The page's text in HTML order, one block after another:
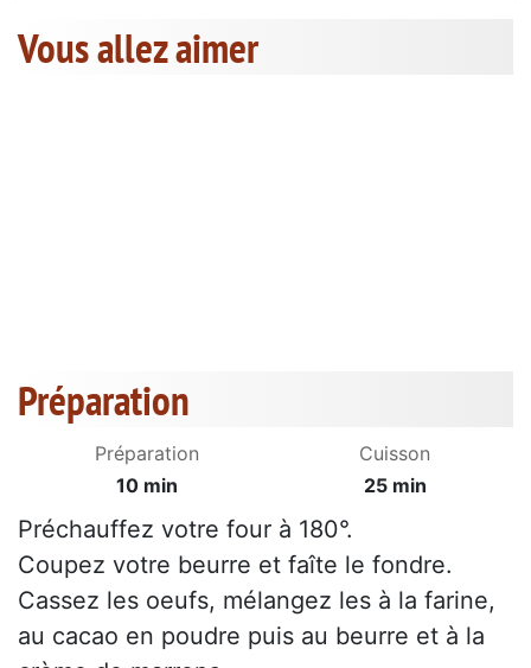
Vous allez aimer
Préparation
Préparation
10 min
Cuisson
25 min
Préchauffez votre four à 180°.
Coupez votre beurre et faîte le fondre.
Cassez les oeufs, mélangez les à la farine,
au cacao en poudre puis au beurre et à la